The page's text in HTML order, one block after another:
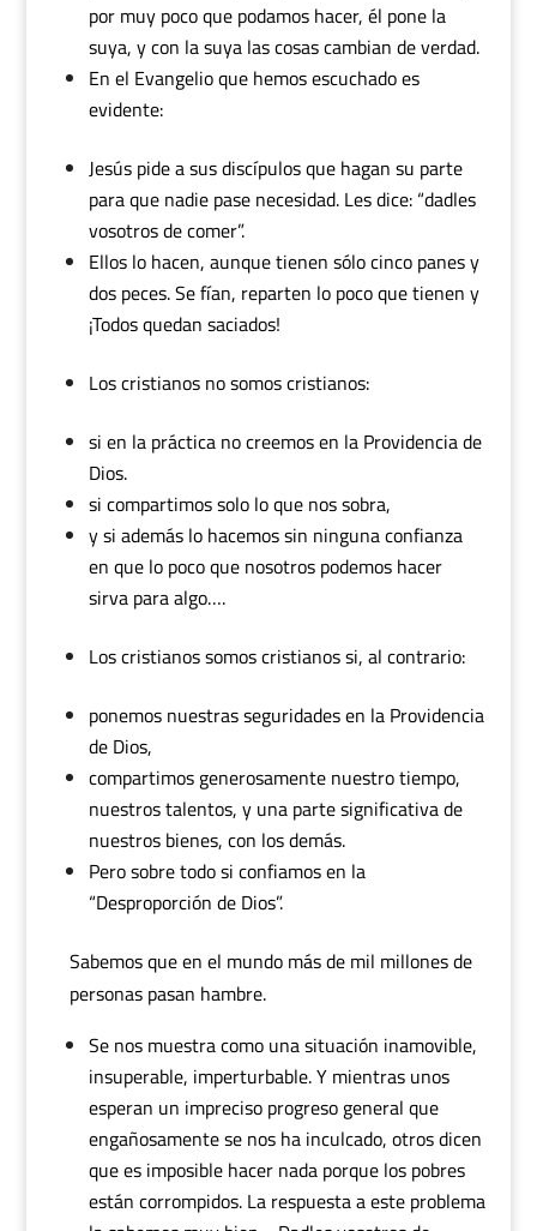
por muy poco que podamos hacer, él pone la
suya, y con la suya las cosas cambian de verdad.
En el Evangelio que hemos escuchado es
evidente:
Jesús pide a sus discípulos que hagan su parte
para que nadie pase necesidad. Les dice: “dadles
vosotros de comer”.
Ellos lo hacen, aunque tienen sólo cinco panes y
dos peces. Se fían, reparten lo poco que tienen y
¡Todos quedan saciados!
Los cristianos no somos cristianos:
si en la práctica no creemos en la Providencia de
Dios.
si compartimos solo lo que nos sobra,
y si además lo hacemos sin ninguna confianza
en que lo poco que nosotros podemos hacer
sirva para algo….
Los cristianos somos cristianos si, al contrario:
ponemos nuestras seguridades en la Providencia
de Dios,
compartimos generosamente nuestro tiempo,
nuestros talentos, y una parte significativa de
nuestros bienes, con los demás.
Pero sobre todo si confiamos en la
“Desproporción de Dios”.
Sabemos que en el mundo más de mil millones de
personas pasan hambre.
Se nos muestra como una situación inamovible,
insuperable, imperturbable. Y mientras unos
esperan un impreciso progreso general que
engañosamente se nos ha inculcado, otros dicen
que es imposible hacer nada porque los pobres
están corrompidos. La respuesta a este problema